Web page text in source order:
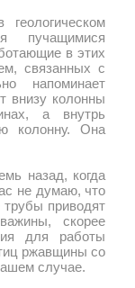
пучащимися
в этих
связанных с
напоминает
внизу колонны
а внутрь
колонну. Она
назад, когда
не думаю, что
трубы приводят
скорее
для работы
ржавщины со
случае.